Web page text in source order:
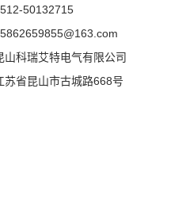
50132715
山科瑞艾特电气有限公司
苏省昆山市古城路668号